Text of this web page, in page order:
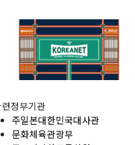
정부기관
주일본대한민국대사관
문화체육관광부